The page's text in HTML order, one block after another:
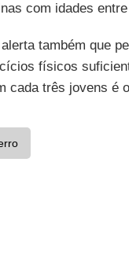
com idades
também que
físicos
cada três jovens é